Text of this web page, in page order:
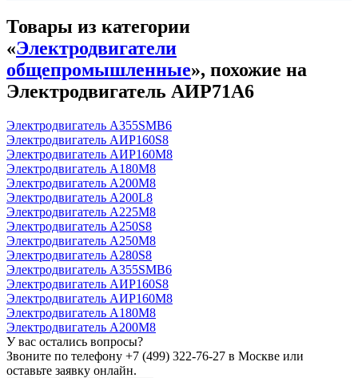
Товары из категории
«Электродвигатели
общепромышленные», похожие на
Электродвигатель АИР71А6
Электродвигатель А355SМВ6
Электродвигатель АИР160S8
Электродвигатель АИР160М8
Электродвигатель А180М8
Электродвигатель А200М8
Электродвигатель А200L8
Электродвигатель А225М8
Электродвигатель А250S8
Электродвигатель А250М8
Электродвигатель А280S8
Электродвигатель А355SМВ6
Электродвигатель АИР160S8
Электродвигатель АИР160М8
Электродвигатель А180М8
Электродвигатель А200М8
У вас остались вопросы?
Звоните по телефону +7 (499) 322-76-27 в Москве или
оставьте заявку онлайн.